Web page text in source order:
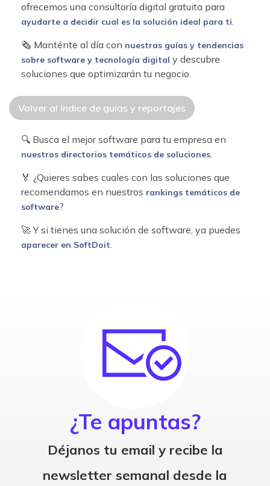
ofrecemos una consultoría digital gratuita para
ayudarte a decidir cual es la solución ideal para ti.
🗞 Manténte al día con nuestras guías y tendencias
sobre software y tecnología digital y descubre
soluciones que optimizarán tu negocio.
Volver al índice de guías y reportajes
🔍 Busca el mejor software para tu empresa en
nuestros directorios temáticos de soluciones.
🏅 ¿Quieres sabes cuales con las soluciones que
recomendamos en nuestros rankings temáticos de
software?
🚀 Y si tienes una solución de software, ya puedes
aparecer en SoftDoit.
¿Te apuntas?
Déjanos tu email y recibe la
newsletter semanal desde la